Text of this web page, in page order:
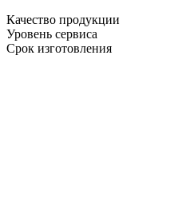
Качество продукции
Уровень сервиса
Срок изготовления